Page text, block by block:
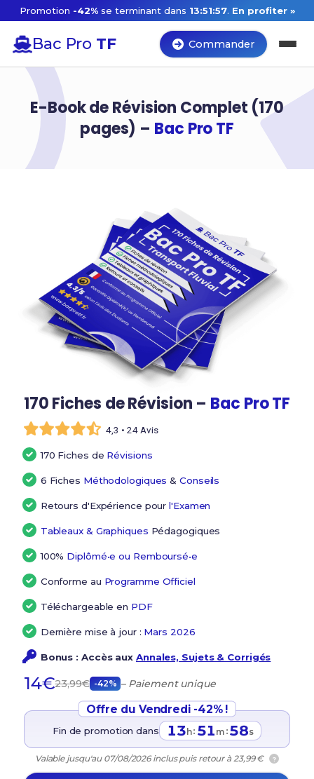
Promotion -42%se terminant dans 13:51:56. En profiter »
Bac Pro TF Commander
E-Book de Révision Complet (170
pages) – Bac Pro TF
170 Fiches de Révision – Bac Pro TF
4,3 • 24 Avis
170 Fiches de Révisions
6 Fiches Méthodologiques &Conseils
Retours d'Expérience pourl'Examen
Tableaux & Graphiques Pédagogiques
100% Diplômé•e ou Remboursé•e
Conforme au Programme Officiel
Téléchargeable en PDF
Dernière mise à jour : Mars 2026
Bonus : Accès aux Annales, Sujets & Corrigés
14€23,99€ -42% – Paiement unique
Offre du Vendredi -42% !
Fin de promotion dans 13 h: 51 m :58s
Valable jusqu'au 07/08/2026 inclus puis retour à 23,99 € ?